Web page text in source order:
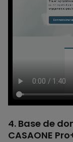
4. Base de
CASAONE